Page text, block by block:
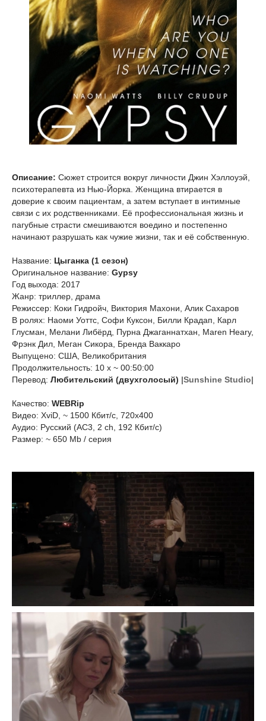
Описание: Сюжет строится вокруг личности Джин Хэллоуэй,
психотерапевта из Нью-Йорка. Женщина втирается в
доверие к своим пациентам, а затем вступает в интимные
связи с их родственниками. Её профессиональная жизнь и
пагубные страсти смешиваются воедино и постепенно
начинают разрушать как чужие жизни, так и её собственную.
Название: Цыганка (1 сезон)
Оригинальное название: Gypsy
Год выхода: 2017
Жанр: триллер, драма
Режиссер: Коки Гидройч, Виктория Махони, Алик Сахаров
В ролях: Наоми Уоттс, Софи Куксон, Билли Крадап, Карл
Глусман, Мелани Либёрд, Пурна Джаганнатхан, Maren Heary,
Фрэнк Дил, Меган Сикора, Бренда Ваккаро
Выпущено: США, Великобритания
Продолжительность: 10 x ~ 00:50:00
Перевод: Любительский (двухголосый) |Sunshine Studio|
Качество: WEBRip
Видео: XviD, ~ 1500 Кбит/с, 720x400
Аудио: Русский (AC3, 2 ch, 192 Кбит/с)
Размер: ~ 650 Mb / серия